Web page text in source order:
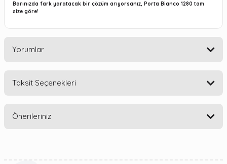
Barınızda fark yaratacak bir çözüm arıyorsanız, Porta Bianco 1280 tam
size göre!
Yorumlar
Taksit Seçenekleri
Önerileriniz